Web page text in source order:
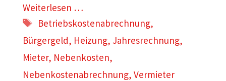
Weiterlesen …
Schlagwörter
Betriebskostenabrechnung,
Bürgergeld, Heizung, Jahresrechnung,
Mieter, Nebenkosten,
Nebenkostenabrechnung, Vermieter